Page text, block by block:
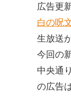
広告更
白の呪
生放送
今回の
中央通
の広告